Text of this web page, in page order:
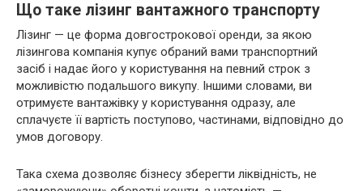
Що таке лізинг вантажного транспорту
Лізинг — це форма довгострокової оренди, за якою
лізингова компанія купує обраний вами транспортний
засіб і надає його у користування на певний строк з
можливістю подальшого викупу. Іншими словами, ви
отримуєте вантажівку у користування одразу, але
сплачуєте її вартість поступово, частинами, відповідно до
умов договору.
Така схема дозволяє бізнесу зберегти ліквідність, не